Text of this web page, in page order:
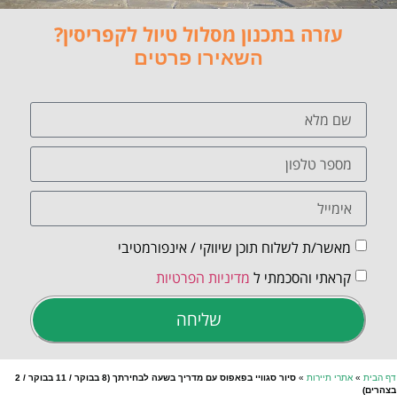
עזרה בתכנון מסלול טיול לקפריסין?
השאירו פרטים
מאשר/ת לשלוח תוכן שיווקי / אינפורמטיבי
קראתי והסכמתי ל מדיניות הפרטיות
שליחה
דף הבית » אתרי תיירות »
סיור סגוויי בפאפוס עם מדריך בשעה לבחירתך (8 בבוקר / 11 בבוקר / 2
בצהרים)